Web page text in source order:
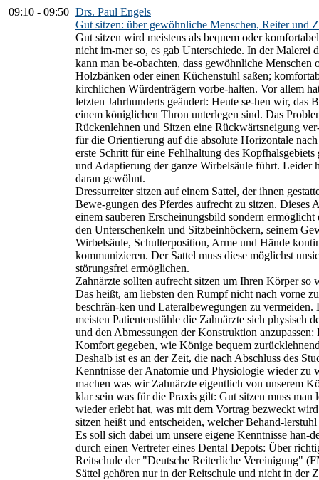
09:10 - 09:50 Drs. Paul Engels
Gut sitzen: über gewöhnliche Menschen, Reiter und
Gut sitzen wird meistens als bequem oder
nicht im-mer so, es gab Unterschiede. In der Malerei
kann man be-obachten, dass gewöhnliche Menschen
Holzbänken oder einen Küchenstuhl saßen;
kirchlichen Würdenträgern vorbe-halten. Vor allem
letzten Jahrhunderts geändert: Heute se-hen wir, das
einem königlichen Thron unterlegen sind. Das
Rückenlehnen und Sitzen eine Rückwärtsneigung
für die Orientierung auf die absolute Horizontale
erste Schritt für eine Fehlhaltung des
und Adaptierung der ganze Wirbelsäule führt. Leider
daran gewöhnt.
Dressurreiter sitzen auf einem Sattel, der ihnen
Bewe-gungen des Pferdes aufrecht zu sitzen. Dieses
einem sauberen Erscheinungsbild sondern
den Unterschenkeln und Sitzbeinhöckern, seinem
Wirbelsäule, Schulterposition, Arme und Hände
kommunizieren. Der Sattel muss diese möglichst
störungsfrei ermöglichen.
Zahnärzte sollten aufrecht sitzen um Ihren Körper so
Das heißt, am liebsten den Rumpf nicht nach vorne
beschrän-ken und Lateralbewegungen zu
meisten Patientenstühle die Zahnärzte sich physisch
und den Abmessungen der Konstruktion
Komfort gegeben, wie Könige bequem
Deshalb ist es an der Zeit, die nach Abschluss des
Kenntnisse der Anatomie und Physiologie wieder zu
machen was wir Zahnärzte eigentlich von unserem
klar sein was für die Praxis gilt: Gut sitzen muss
wieder erlebt hat, was mit dem Vortrag bezweckt
sitzen heißt und entscheiden, welcher Behand-
Es soll sich dabei um unsere eigene Kenntnisse han-
durch einen Vertreter eines Dental Depots: Über
Reitschule der "Deutsche Reiterliche Vereinigung"
Sättel gehören nur in der Reitschule und nicht in der